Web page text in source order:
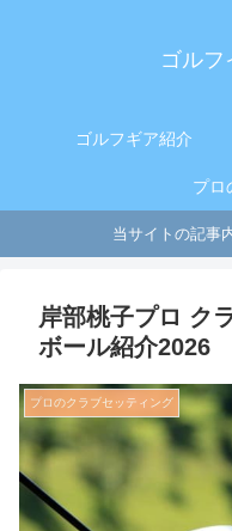
ゴルフ
ゴルフギア紹介
プロ
当サイトの記事
岸部桃子プロ ク
ボール紹介2026
プロのクラブセッティング